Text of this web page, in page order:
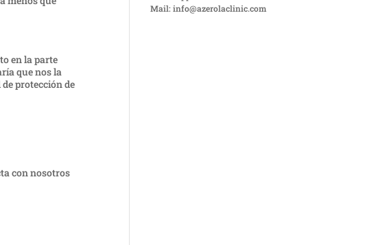
en la parte
que nos la
protección de
con nosotros
Mail: info@azerolaclinic.com